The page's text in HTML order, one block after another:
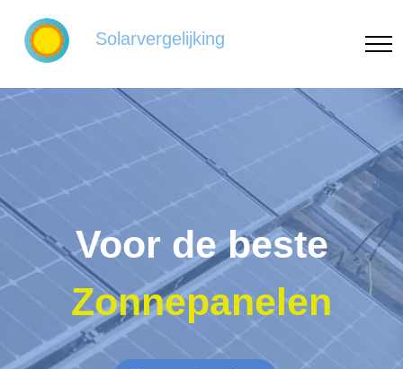
Solarvergelijking
Voor de beste
Zonnepanelen